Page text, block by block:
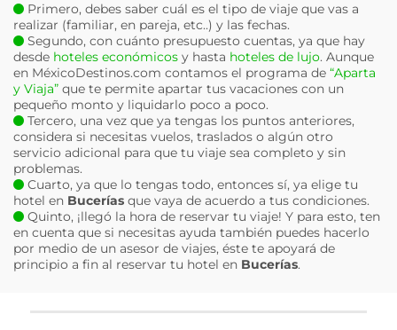
Primero, debes saber cuál es el tipo de viaje que vas a
realizar (familiar, en pareja, etc..) y las fechas.
Segundo, con cuánto presupuesto cuentas, ya que hay
desde hoteles económicos y hasta hoteles de lujo. Aunque
en MéxicoDestinos.com contamos el programa de “Aparta
y Viaja” que te permite apartar tus vacaciones con un
pequeño monto y liquidarlo poco a poco.
Tercero, una vez que ya tengas los puntos anteriores,
considera si necesitas vuelos, traslados o algún otro
servicio adicional para que tu viaje sea completo y sin
problemas.
Cuarto, ya que lo tengas todo, entonces sí, ya elige tu
hotel en Bucerías que vaya de acuerdo a tus condiciones.
Quinto, ¡llegó la hora de reservar tu viaje! Y para esto, ten
en cuenta que si necesitas ayuda también puedes hacerlo
por medio de un asesor de viajes, éste te apoyará de
principio a fin al reservar tu hotel en Bucerías.